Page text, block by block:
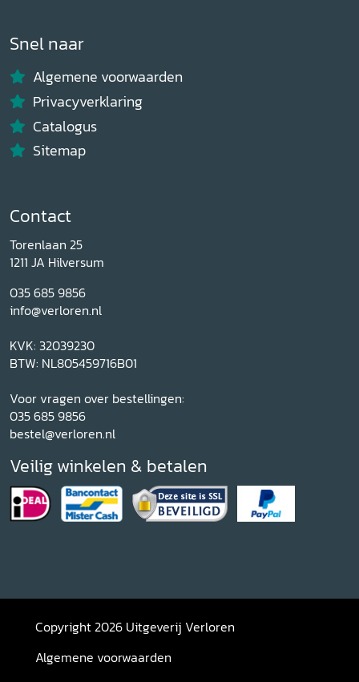
Snel naar
Algemene voorwaarden
Privacyverklaring
Catalogus
Sitemap
Contact
Torenlaan 25
1211 JA Hilversum
035 685 9856
info@verloren.nl
KVK: 32039230
BTW: NL805459716B01
Voor vragen over bestellingen:
035 685 9856
bestel@verloren.nl
Veilig winkelen & betalen
Copyright 2026 Uitgeverij Verloren
Algemene voorwaarden